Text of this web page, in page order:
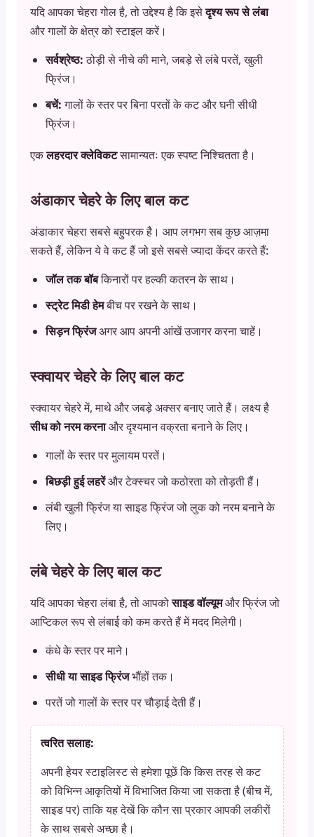
यदि आपका चेहरा गोल है, तो उद्देश्य है कि इसेदृश्य रूप से लंबा
और गालों के क्षेत्र को स्टाइल करें।
सर्वश्रेष्ठ:ठोड़ी से नीचे की माने, जबड़े से लंबे परतें, खुली
फ्रिंज।
बचें:गालों के स्तर पर बिना परतों के कट और घनी सीधी
फ्रिंज।
एकलहरदार क्लेविकटसामान्यतः एक स्पष्ट निश्चितता है।
अंडाकार चेहरे के लिए बाल कट
अंडाकार चेहरा सबसे बहुपरक है। आप लगभग सब कुछ आज़मा
सकते हैं, लेकिन ये वे कट हैं जो इसे सबसे ज्यादा केंदर करते हैं:
जॉल तक बॉबकिनारों पर हल्की कतरन के साथ।
स्ट्रेट मिडी हेमबीच पर रखने के साथ।
सिड़न फ्रिंजअगर आप अपनी आंखें उजागर करना चाहें।
स्क्वायर चेहरे के लिए बाल कट
स्क्वायर चेहरे में, माथे और जबड़े अक्सर बनाए जाते हैं। लक्ष्य है
सीध को नरम करनाऔर दृश्यमान वक्रता बनाने के लिए।
गालों के स्तर पर मुलायम परतें।
बिछड़ी हुई लहरेंऔर टेक्स्चर जो कठोरता को तोड़ती हैं।
लंबी खुली फ्रिंज या साइड फ्रिंज जो लुक को नरम बनाने के
लिए।
लंबे चेहरे के लिए बाल कट
यदि आपका चेहरा लंबा है, तो आपकोसाइड वॉल्यूमऔर फ्रिंज जो
आप्टिकल रूप से लंबाई को कम करते हैं में मदद मिलेगी।
कंधे के स्तर पर माने।
सीधी या साइड फ्रिंजभौंहों तक।
परतें जो गालों के स्तर पर चौड़ाई देती हैं।
त्वरित सलाह:
अपनी हेयर स्टाइलिस्ट से हमेशा पूछें कि किस तरह से कट
को विभिन्न आकृतियों में विभाजित किया जा सकता है (बीच में,
साइड पर) ताकि यह देखें कि कौन सा प्रकार आपकी लकीरों
के साथ सबसे अच्छा है।